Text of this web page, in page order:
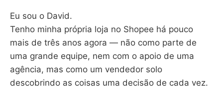
Eu sou o David.
Tenho minha própria loja no Shopee há pouco
mais de três anos agora — não como parte de
uma grande equipe, nem com o apoio de uma
agência, mas como um vendedor solo
descobrindo as coisas uma decisão de cada vez.